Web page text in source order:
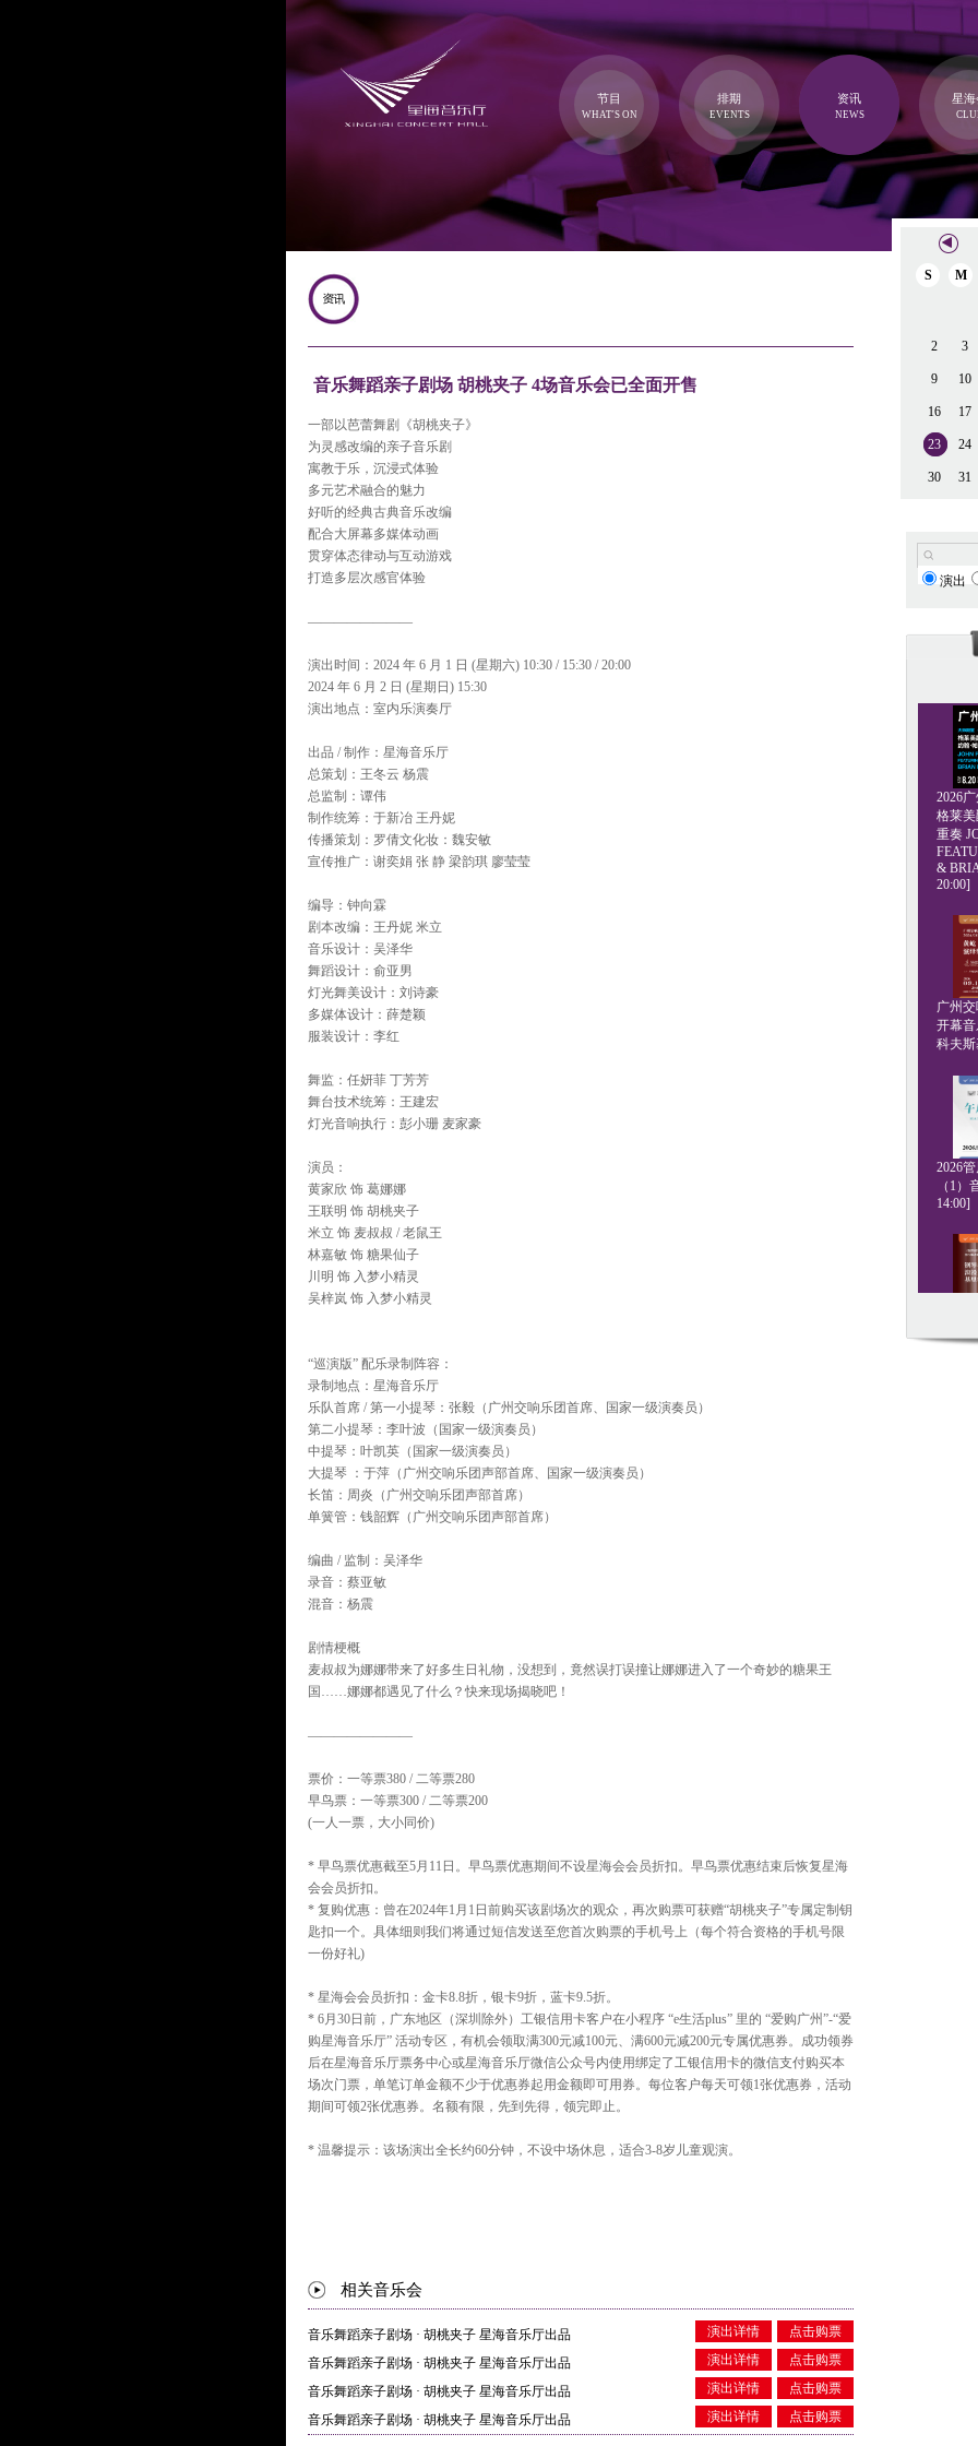
节目
WHAT'S ON
排期
EVENTS
资讯
NEWS
星海
音乐舞蹈亲子剧场 胡桃夹子 4场音乐会已全面开售
一部以芭蕾舞剧《胡桃夹子》
为灵感改编的亲子音乐剧
寓教于乐，沉浸式体验
多元艺术融合的魅力
好听的经典古典音乐改编
配合大屏幕多媒体动画
贯穿体态律动与互动游戏
打造多层次感官体验
————————
演出时间：2024 年 6 月 1 日 (星期六) 10:30 / 15:30 / 20:00
2024 年 6 月 2 日 (星期日) 15:30
演出地点：室内乐演奏厅
出品 / 制作：星海音乐厅
总策划：王冬云 杨震
总监制：谭伟
制作统筹：于新冶 王丹妮
传播策划：罗倩文化妆：魏安敏
宣传推广：谢奕娟 张 静 梁韵琪 廖莹莹
编导：钟向霖
剧本改编：王丹妮 米立
音乐设计：吴泽华
舞蹈设计：俞亚男
灯光舞美设计：刘诗豪
多媒体设计：薛楚颖
服装设计：李红
舞监：任妍菲 丁芳芳
舞台技术统筹：王建宏
灯光音响执行：彭小珊 麦家豪
演员：
黄家欣 饰 葛娜娜
王联明 饰 胡桃夹子
米立 饰 麦叔叔 / 老鼠王
林嘉敏 饰 糖果仙子
川明 饰 入梦小精灵
吴梓岚 饰 入梦小精灵
“巡演版” 配乐录制阵容：
录制地点：星海音乐厅
乐队首席 / 第一小提琴：张毅（广州交响乐团首席、国家一级演奏员）
第二小提琴：李叶波（国家一级演奏员）
中提琴：叶凯英（国家一级演奏员）
大提琴 ：于萍（广州交响乐团声部首席、国家一级演奏员）
长笛：周炎（广州交响乐团声部首席）
单簧管：钱韶辉（广州交响乐团声部首席）
编曲 / 监制：吴泽华
录音：蔡亚敏
混音：杨震
剧情梗概
麦叔叔为娜娜带来了好多生日礼物，没想到，竟然误打误撞让娜娜进入了一个奇妙的糖果王
国……娜娜都遇见了什么？快来现场揭晓吧！
————————
票价：一等票380 / 二等票280
早鸟票：一等票300 / 二等票200
(一人一票，大小同价)
* 早鸟票优惠截至5月11日。早鸟票优惠期间不设星海会会员折扣。早鸟票优惠结束后恢复星海
会会员折扣。
* 复购优惠：曾在2024年1月1日前购买该剧场次的观众，再次购票可获赠“胡桃夹子”专属定制钥
匙扣一个。具体细则我们将通过短信发送至您首次购票的手机号上（每个符合资格的手机号限
一份好礼)
* 星海会会员折扣：金卡8.8折，银卡9折，蓝卡9.5折。
* 6月30日前，广东地区（深圳除外）工银信用卡客户在小程序 “e生活plus” 里的 “爱购广州”-“爱
购星海音乐厅” 活动专区，有机会领取满300元减100元、满600元减200元专属优惠券。成功领券
后在星海音乐厅票务中心或星海音乐厅微信公众号内使用绑定了工银信用卡的微信支付购买本
场次门票，单笔订单金额不少于优惠券起用金额即可用券。每位客户每天可领1张优惠券，活动
期间可领2张优惠券。名额有限，先到先得，领完即止。
* 温馨提示：该场演出全长约60分钟，不设中场休息，适合3-8岁儿童观演。
相关音乐会
音乐舞蹈亲子剧场 · 胡桃夹子 星海音乐厅出品 演出详情 点击购票
音乐舞蹈亲子剧场 · 胡桃夹子 星海音乐厅出品 演出详情 点击购票
音乐舞蹈亲子剧场 · 胡桃夹子 星海音乐厅出品 演出详情 点击购票
音乐舞蹈亲子剧场 · 胡桃夹子 星海音乐厅出品 演出详情 点击购票
S M
2 3
9 10
16 17
23 24
30 31
演出
2026
格莱美
重奏
&
20:00]
广州
开幕
科夫斯
2026
（1）
14:00]
钢琴
·格斯